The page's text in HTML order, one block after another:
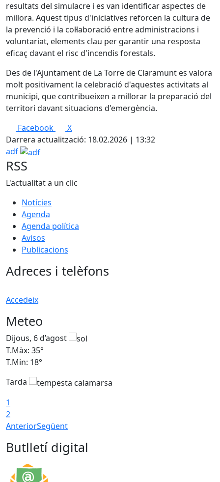
resultats del simulacre i es van identificar aspectes de
millora. Aquest tipus d'iniciatives reforcen la cultura de
la prevenció i la col·laboració entre administracions i
voluntariat, elements clau per garantir una resposta
eficaç davant el risc d'incendis forestals.
Des de l'Ajuntament de La Torre de Claramunt es valora
molt positivament la celebració d'aquestes activitats al
municipi, que contribueixen a millorar la preparació del
territori davant situacions d'emergència.
Facebook
X
Darrera actualització: 18.02.2026 | 13:32
adf
RSS
L'actualitat a un clic
Notícies
Agenda
Agenda política
Avisos
Publicacions
Adreces i telèfons
Accedeix
Meteo
Dijous, 6 d’agost
T.Màx: 35°
T.Min: 18°
Tarda
1
2
AnteriorSegüent
Butlletí digital